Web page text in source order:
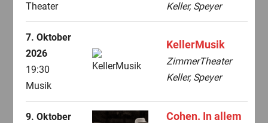
Theater
Keller, Speyer
7. Oktober
2026
19:30
Musik
KellerMusik
ZimmerTheater
Keller, Speyer
9. Oktober
Cohen. In allem